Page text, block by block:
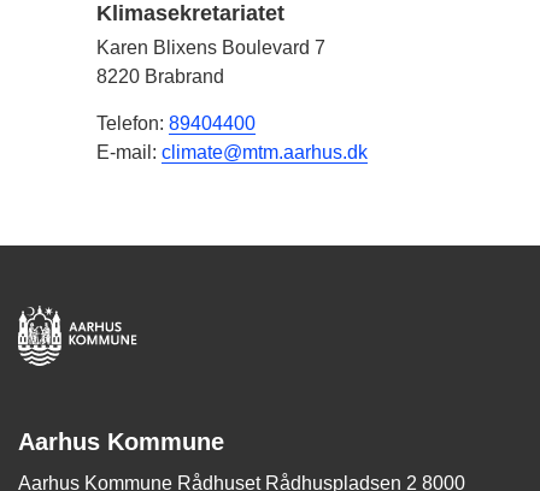
Klimasekretariatet
Karen Blixens Boulevard 7
8220 Brabrand
Telefon: 89404400
E-mail: climate@mtm.aarhus.dk
Aarhus Kommune
Aarhus Kommune Rådhuset Rådhuspladsen 2 8000